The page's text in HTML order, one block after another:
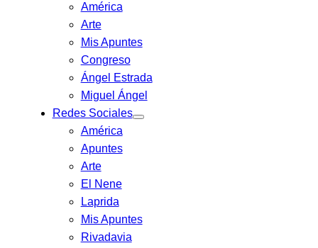
América
Arte
Mis Apuntes
Congreso
Ángel Estrada
Miguel Ángel
Redes Sociales
América
Apuntes
Arte
El Nene
Laprida
Mis Apuntes
Rivadavia